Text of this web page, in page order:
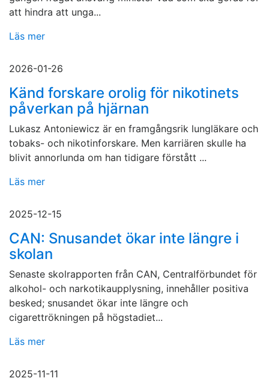
att hindra att unga...
Läs mer
2026-01-26
Känd forskare orolig för nikotinets
påverkan på hjärnan
Lukasz Antoniewicz är en framgångsrik lungläkare och
tobaks- och nikotinforskare. Men karriären skulle ha
blivit annorlunda om han tidigare förstått ...
Läs mer
2025-12-15
CAN: Snusandet ökar inte längre i
skolan
Senaste skolrapporten från CAN, Centralförbundet för
alkohol- och narkotikaupplysning, innehåller positiva
besked; snusandet ökar inte längre och
cigarettrökningen på högstadiet...
Läs mer
2025-11-11